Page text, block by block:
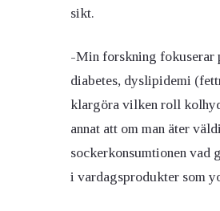
sikt.
-Min forskning fokuserar
diabetes, dyslipidemi
klargöra vilken roll
annat att om man äter
sockerkonsumtionen vad
i vardagsprodukter som